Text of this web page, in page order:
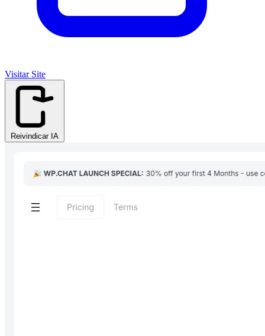
Visitar Site
Reivindicar IA